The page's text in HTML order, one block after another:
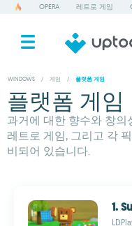
OPERA 레트로 게임
WINDOWS / 게임 / 플랫폼 게임
플랫폼 게임
과거에 대한 향수와 창의
레트로 게임, 그리고 각
비되어 있습니다.
1.